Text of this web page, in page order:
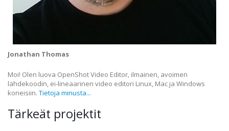
Jonathan Thomas
Moi! Olen luova OpenShot Video Editor, ilmainen, avoimen
lähdekoodin, ei-lineaarinen video editori Linux, Mac ja Windows
koneisiin. Tietoja minusta...
Tärkeät projektit